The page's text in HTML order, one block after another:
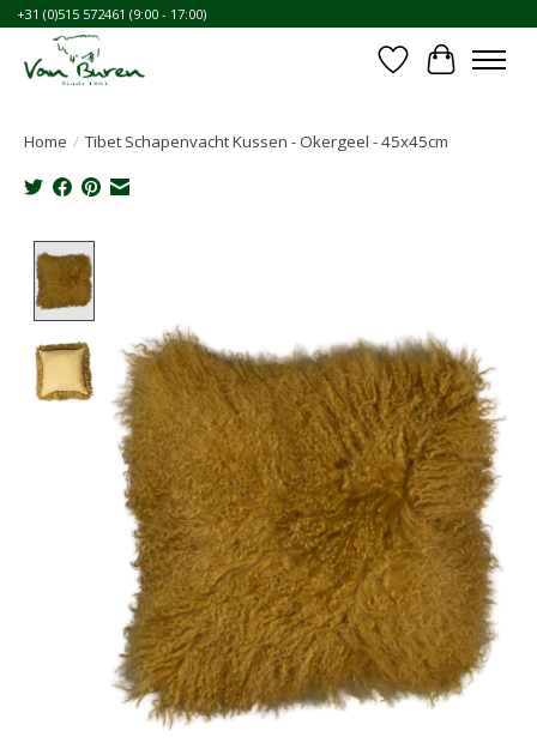
+31 (0)515 572461 (9:00 - 17:00)
Verlanglijst
Home / Tibet Schapenvacht Kussen - Okergeel - 45x45cm